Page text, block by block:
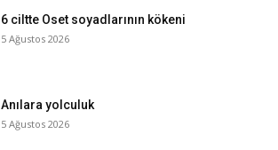
6 ciltte Oset soyadlarının kökeni
5 Ağustos 2026
Anılara yolculuk
5 Ağustos 2026